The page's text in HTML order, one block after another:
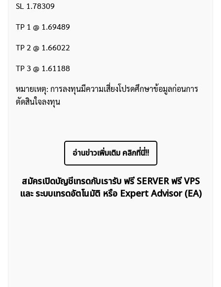
SL 1.78309
TP 1 @ 1.69489
TP 2 @ 1.66022
TP 3 @ 1.61188
หมายเหตุ: การลงทุนมีความเสี่ยงโปรดศึกษาข้อมูลก่อนการ
ตัดสินใจลงทุน
อ่านข่าวเพิ่มเติม คลิกที่นี่!!
สมัครเปิดบัญชีเทรดกับเรารับ ฟรี SERVER ฟรี VPS
และ ระบบเทรดอัตโนมัติ หรือ Expert Advisor (EA)